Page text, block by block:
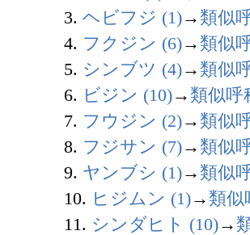
3. ヘビフジ (1)→ 類似
4. フクジン (6)→ 類似
5. シンブツ (4)→ 類似
6. ビジン (10)→ 類似呼
7. フウジン (2)→ 類似
8. フジサン (7)→ 類似
9. ヤンブシ (1)→ 類似
10. ヒジムン (1)→ 類似
11. シンダヒト (10)→